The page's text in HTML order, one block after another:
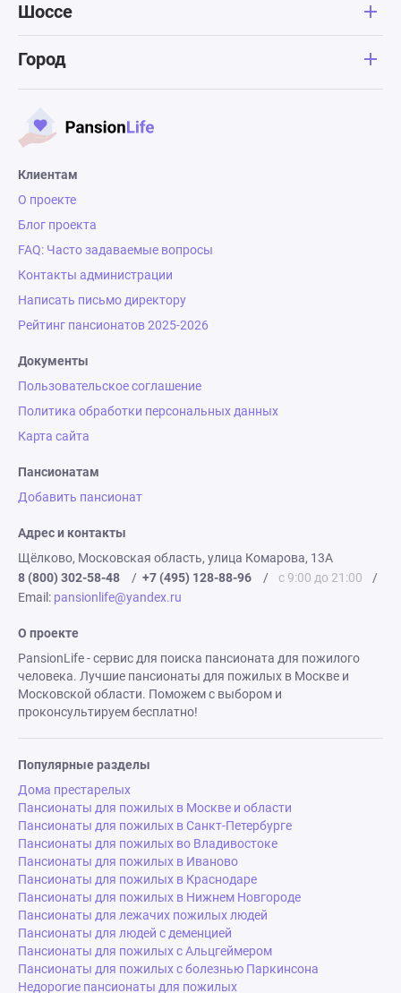
Шоссе
Город
Клиентам
О проекте
Блог проекта
FAQ: Часто задаваемые вопросы
Контакты администрации
Написать письмо директору
Рейтинг пансионатов 2025-2026
Документы
Пользовательское соглашение
Политика обработки персональных данных
Карта сайта
Пансионатам
Добавить пансионат
Адрес и контакты
Щёлково, Московская область, улица Комарова, 13А
8 (800) 302-58-48
/ +7 (495) 128-88-96 / с 9:00 до 21:00
/
Email: pansionlife@yandex.ru
О проекте
PansionLife - сервис для поиска пансионата для пожилого
человека. Лучшие пансионаты для пожилых в Москве и
Московской области. Поможем с выбором и
проконсультируем бесплатно!
Популярные разделы
Дома престарелых
Пансионаты для пожилых в Москве и области
Пансионаты для пожилых в Санкт-Петербурге
Пансионаты для пожилых во Владивостоке
Пансионаты для пожилых в Иваново
Пансионаты для пожилых в Краснодаре
Пансионаты для пожилых в Нижнем Новгороде
Пансионаты для лежачих пожилых людей
Пансионаты для людей с деменцией
Пансионаты для пожилых с Альцгеймером
Пансионаты для пожилых с болезнью Паркинсона
Недорогие пансионаты для пожилых